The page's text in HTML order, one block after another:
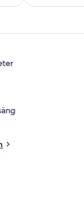
matbord. Det finns
Ett